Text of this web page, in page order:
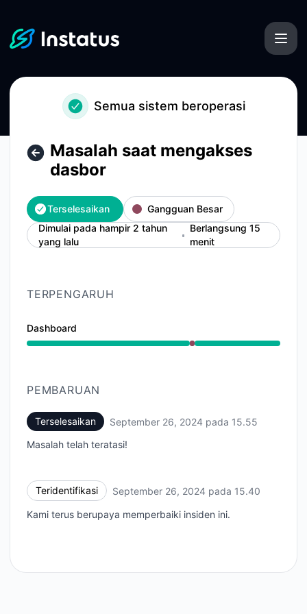
Semua sistem beroperasi
Masalah saat mengakses
dasbor
Terselesaikan
Gangguan Besar
Dimulai pada hampir 2 tahun
yang lalu
Berlangsung 15
menit
TERPENGARUH
Dashboard
Gangguan Besar dari 3:40 PM ke 3:55 PM
PEMBARUAN
Terselesaikan September 26, 2024 pada 15.55
Masalah telah teratasi!
Teridentifikasi September 26, 2024 pada 15.40
Kami terus berupaya memperbaiki insiden ini.